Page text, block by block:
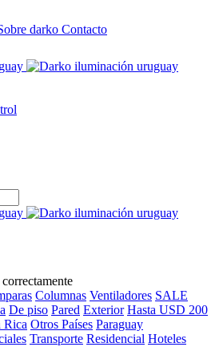
darko Contacto
Columnas Ventiladores SALE
De piso Pared Exterior Hasta USD 200
Rica Otros Países Paraguay
Transporte Residencial Hoteles